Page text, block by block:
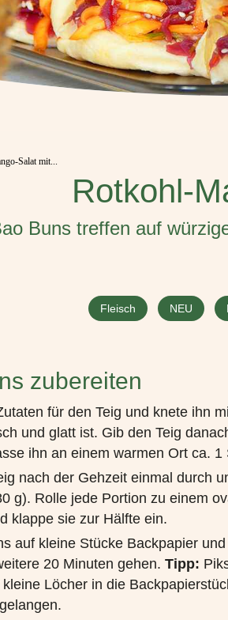
Salat mit...
Rotkohl-
Buns treffen auf
Fleisch NEU
zubereiten
für den Teig und knete ihn
und glatt ist. Gib den Teig
ihn an einem warmen Ort ca. 1
nach der Gehzeit einmal durch
g). Rolle jede Portion zu einem
klappe sie zur Hälfte ein.
auf kleine Stücke Backpapier
20 Minuten gehen. Tipp:
Löcher in die